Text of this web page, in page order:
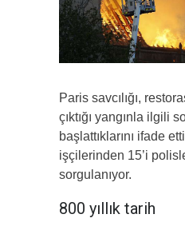
Paris savcılığı,
çıktığı yangınla ilgili
başlattıklarını ifade
işçilerinden 15’i
sorgulanıyor.
800 yıllık tarih